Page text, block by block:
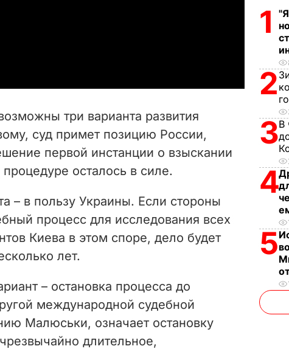
i
d
e
o
три варианта развития
суд примет позицию России,
первой инстанции о взыскании
осталось в силе.
– в пользу Украины. Если стороны
процесс для исследования всех
Киева в этом споре, дело будет
лет.
– остановка процесса до
международной судебной
Малюськи, означает остановку
длительное,
1
2
3В
4
5